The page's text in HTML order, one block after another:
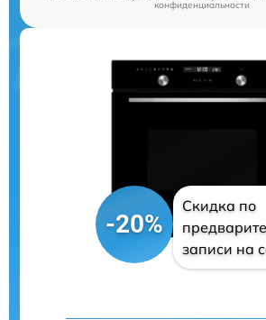
конфиденциальности
-20%
Скидка по
записи на